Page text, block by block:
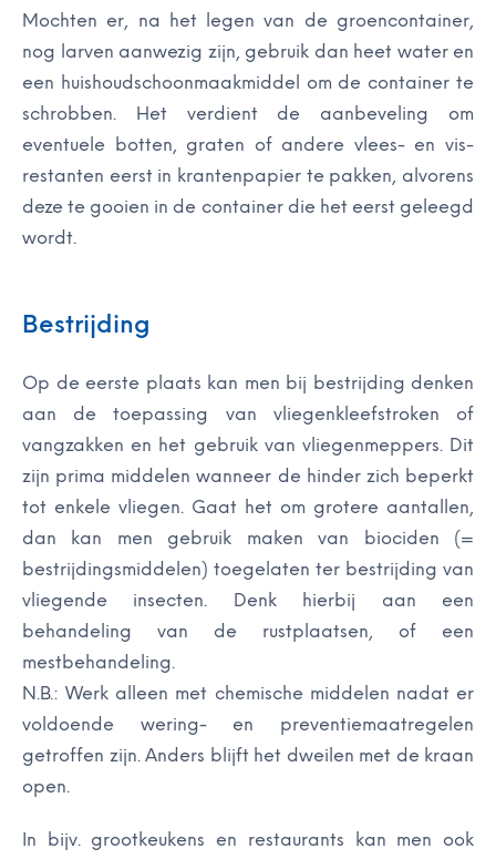
Mochten er, na het legen van de groencontainer,
nog larven aanwezig zijn, gebruik dan heet water en
een huishoudschoonmaakmiddel om de container te
schrobben. Het verdient de aanbeveling om
eventuele botten, graten of andere vlees- en vis-
restanten eerst in krantenpapier te pakken, alvorens
deze te gooien in de container die het eerst geleegd
wordt.
Bestrijding
Op de eerste plaats kan men bij bestrijding denken
aan de toepassing van vliegenkleefstroken of
vangzakken en het gebruik van vliegenmeppers. Dit
zijn prima middelen wanneer de hinder zich beperkt
tot enkele vliegen. Gaat het om grotere aantallen,
dan kan men gebruik maken van biociden (=
bestrijdingsmiddelen) toegelaten ter bestrijding van
vliegende insecten. Denk hierbij aan een
behandeling van de rustplaatsen, of een
mestbehandeling.
N.B.: Werk alleen met chemische middelen nadat er
voldoende wering- en preventiemaatregelen
getroffen zijn. Anders blijft het dweilen met de kraan
open.
In bijv. grootkeukens en restaurants kan men ook